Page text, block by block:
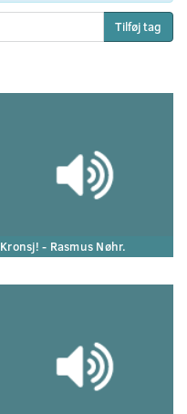
Tilføj tag
Kronsj! - Rasmus Nøhr.